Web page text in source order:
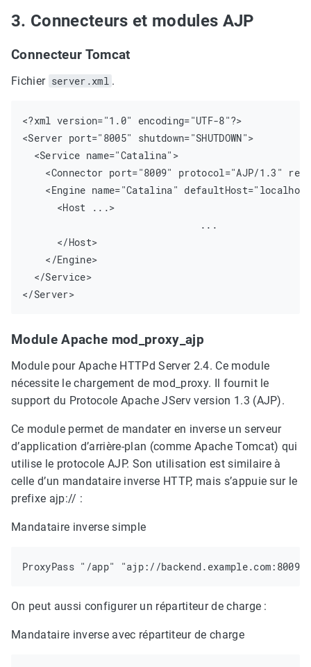
3. Connecteurs et modules AJP
Connecteur Tomcat
Fichier server.xml .
<?xml version="1.0" encoding="UTF-8"?>
<Server port="8005" shutdown="SHUTDOWN">
  <Service name="Catalina">
<Connector port="8009" protocol="AJP/1.3"
<Engine name="Catalina"
      <Host ...>
      </Host>
    </Engine>
  </Service>
</Server>
Module Apache mod_proxy_ajp
Module pour Apache HTTPd Server 2.4. Ce module
nécessite le chargement de mod_proxy. Il fournit le
support du Protocole Apache JServ version 1.3 (AJP).
Ce module permet de mandater en inverse un serveur
d’application d’arrière-plan (comme Apache Tomcat) qui
utilise le protocole AJP. Son utilisation est similaire à
celle d’un mandataire inverse HTTP, mais s’appuie sur le
prefixe ajp:// :
Mandataire inverse simple
On peut aussi configurer un répartiteur de charge :
Mandataire inverse avec répartiteur de charge